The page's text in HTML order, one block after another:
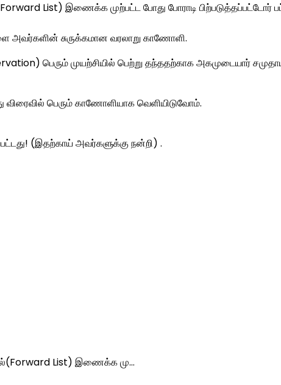
List) இணைக்க முற்பட்ட போது போராடி
சுருக்கமான வரலாறு காணோளி.
பெரும் முயற்சியில் பெற்று தந்ததற்காக அகமுடையார்
பெரும் காணோளியாக வெளியிடுவோம்.
(இதற்காய் அவர்களுக்கு நன்றி) .